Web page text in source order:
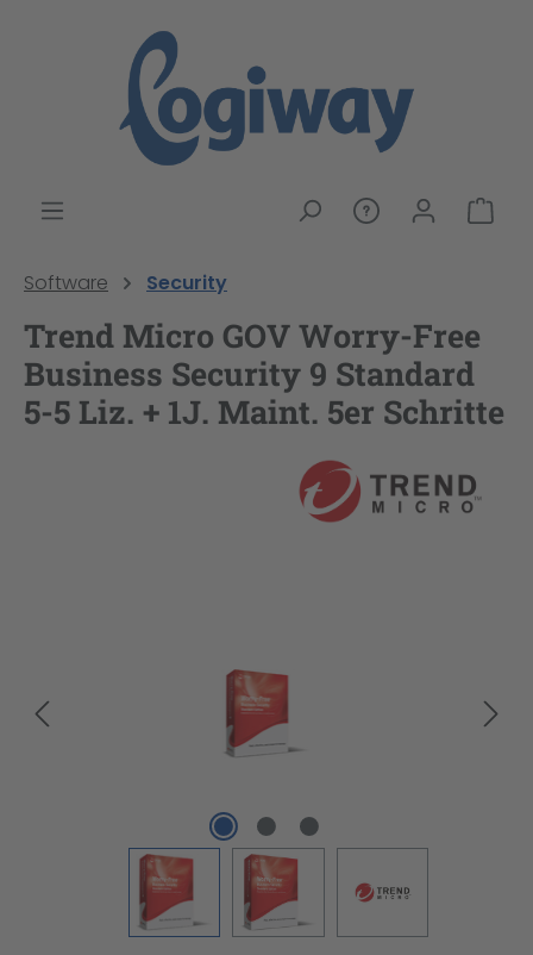
Software Security
Trend Micro GOV Worry-Free
Business Security 9 Standard
5-5 Liz. + 1J. Maint. 5er Schritte